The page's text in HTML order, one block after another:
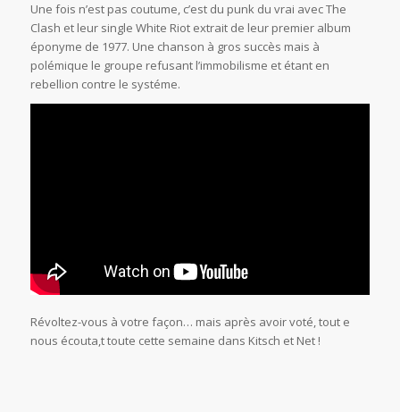
Une fois n’est pas coutume, c’est du punk du vrai avec The
Clash et leur single White Riot extrait de leur premier album
éponyme de 1977. Une chanson à gros succès mais à
polémique le groupe refusant l’immobilisme et étant en
rebellion contre le systéme.
Révoltez-vous à votre façon… mais après avoir voté, tout e
nous écouta,t toute cette semaine dans Kitsch et Net !